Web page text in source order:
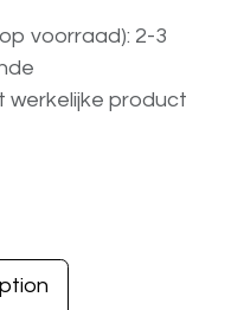
voorraad): 2-3
werkelijke product